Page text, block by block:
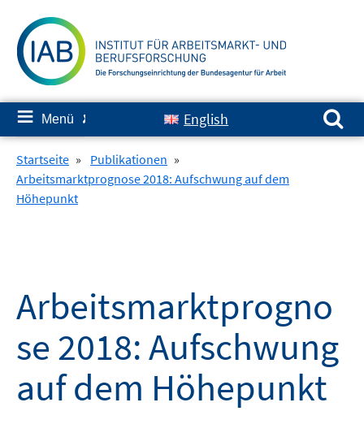
zum
Inhalt
≡ Menü ✘ English
Suchen nach:
Startseite » Publikationen »
Arbeitsmarktprognose 2018: Aufschwung auf dem
Höhepunkt
Arbeitsmarktprogno
se 2018: Aufschwung
auf dem Höhepunkt